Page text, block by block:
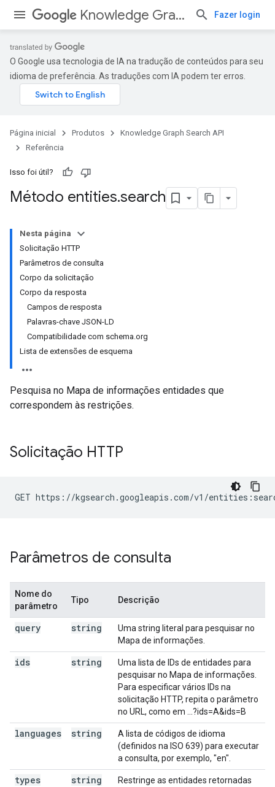
Knowledge Graph Search API Fazer login
O Google usa tecnologia de IA na tradução de conteúdos para seu
idioma de preferência. As traduções com IA podem ter erros.
Página inicial Produtos
Knowledge Graph Search API
Referência
Isso foi útil?
Método entities.search
Nesta página
Solicitação HTTP
Parâmetros de consulta
Corpo da solicitação
Corpo da resposta
Campos de resposta
Palavras-chave JSON-LD
Compatibilidade com schema.org
Lista de extensões de esquema
Pesquisa no Mapa de informações entidades que
correspondem às restrições.
Solicitação HTTP
Parâmetros de consulta
Nome do
parâmetro
Tipo Descrição
query string
Uma string literal para pesquisar no
Mapa de informações.
ids string
Uma lista de IDs de entidades para
pesquisar no Mapa de informações.
Para especificar vários IDs na
solicitação HTTP, repita o parâmetro
no URL, como em ...?ids=A&ids=B
languages string
A lista de códigos de idioma
(definidos na ISO 639) para executar
a consulta, por exemplo, "en".
types string
Restringe as entidades retornadas